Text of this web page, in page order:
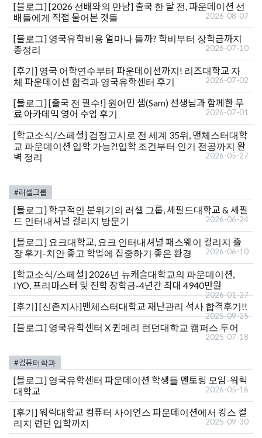
[블로그][2026 선배와의 만남] 출국 한 달 전, 파운데이션 선
배들에게 직접 물어본 것들
2026-08-07
[블로그] 영국유학비용 얼마나 들까? 학비부터 장학금까지
총정리
2026-07-10
[후기] 영국 어학연수부터 파운데이션까지! 리즈대학교 자
체 파운데이션 합격과 영국유학센터 후기
2026-07-02
[블로그][출국 전 필수!] 원어민 샘(Sam) 선생님과 함께한 무
료 아카데믹 영어 수업 후기
2026-07-01
[학교소식/스페셜] 검정고시로 전 세계 35위, 맨체스터대학
교 파운데이션 입학 가능?!입학 조건부터 인기 전공까지 완
벽 정리
2026-05-27
#러셀그룹
[블로그] 학구적인 분위기의 러셀 그룹, 셰필드대학교 & 셰필
드 인터내셔널 컬리지 방문기
2026-06-24
[블로그] 요크대학교, 요크 인터내셔널 패스웨이 컬리지 출
장 후기-치안 좋고 학업에 집중하기 좋은 환경
2026-06-10
[학교소식/스페셜] 2026년 뉴캐슬대학교의 파운데이션,
IYO, 프리마스터 및 진학 장학금-4년간 최대 4940만원
2026-01-27
[후기][신촌지사]맨체스터대학교 재난관리 석사 합격후기!!
2025-09-25
[블로그] 영국유학센터 X 퀸메리 런던대학교 캠퍼스 투어
2025-07-18
#컴퓨터학과
[블로그] 영국유학센터 파운데이션 학생들 멘토링 모임-워릭
대학교
2026-05-16
[후기] 워릭대학교 컴퓨터 사이언스 파운데이션에서 킹스 컬
리지 런던 입학까지
2025-09-30